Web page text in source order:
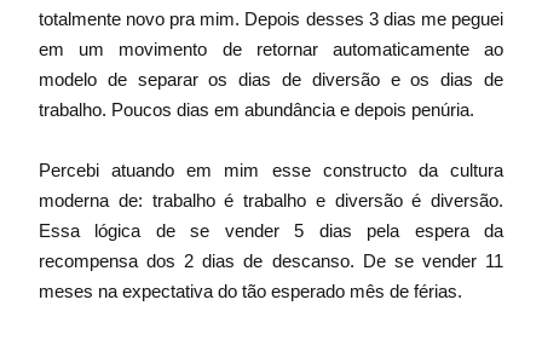
totalmente novo pra mim. Depois desses 3 dias me peguei
em um movimento de retornar automaticamente ao
modelo de separar os dias de diversão e os dias de
trabalho. Poucos dias em abundância e depois penúria.
Percebi atuando em mim esse constructo da cultura
moderna de: trabalho é trabalho e diversão é diversão.
Essa lógica de se vender 5 dias pela espera da
recompensa dos 2 dias de descanso. De se vender 11
meses na expectativa do tão esperado mês de férias.